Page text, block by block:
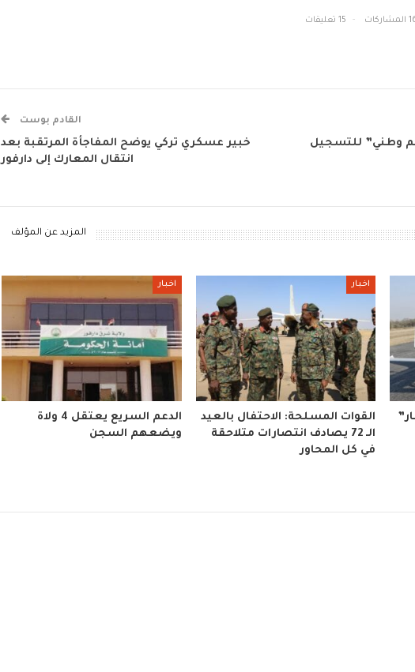
15 تعليقات
وطني” للتسجيل
القادم بوست
خبير عسكري تركي يوضح المفاجأة المرتقبة بعد
انتقال المعارك إلى دارفور
المزيد عن المؤلف
اخبار
القوات المسلحة: الاحتفال بالعيد
الـ 72 يصادف انتصارات متلاحقة
في كل المحاور
اخبار
الدعم السريع يعتقل 4 ولاة
ويضعهم السجن